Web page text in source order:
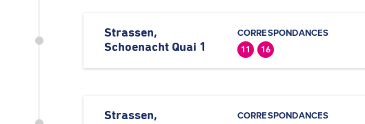
Strassen,
Schoenacht Quai 1
CORRESPONDANCES
11 16
Strassen,
CORRESPONDANCES